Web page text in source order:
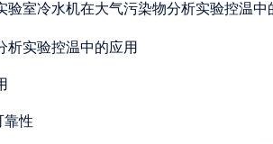
室冷水机在大气污染物分析实验控温中
靠性